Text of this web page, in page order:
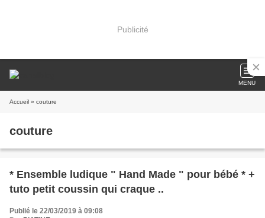
Publicité
MENU
Accueil » couture
couture
* Ensemble ludique " Hand Made " pour bébé * +
tuto petit coussin qui craque ..
Publié le 22/03/2019 à 09:08